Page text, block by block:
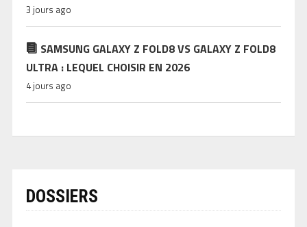
3 jours ago
SAMSUNG GALAXY Z FOLD8 VS GALAXY Z FOLD8
ULTRA : LEQUEL CHOISIR EN 2026
4 jours ago
DOSSIERS